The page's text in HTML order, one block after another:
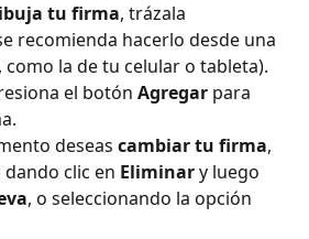
tu firma, trázala
recomienda hacerlo desde una
, como la de tu celular o tableta).
el botón Agregar para
deseas cambiar tu firma,
clic en Eliminar y luego
, o seleccionando la opción